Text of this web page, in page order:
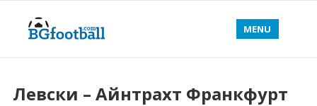
MENU
Левски – Айнтрахт Франкфурт